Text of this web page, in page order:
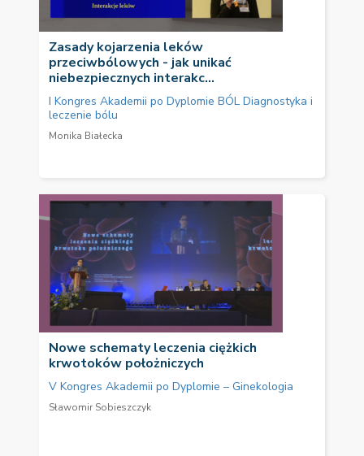
Zasady kojarzenia leków
przeciwbólowych - jak unikać
niebezpiecznych interakc...
I Kongres Akademii po Dyplomie BÓL Diagnostyka i
leczenie bólu
Monika Białecka
Nowe schematy leczenia ciężkich
krwotoków położniczych
V Kongres Akademii po Dyplomie – Ginekologia
Sławomir Sobieszczyk